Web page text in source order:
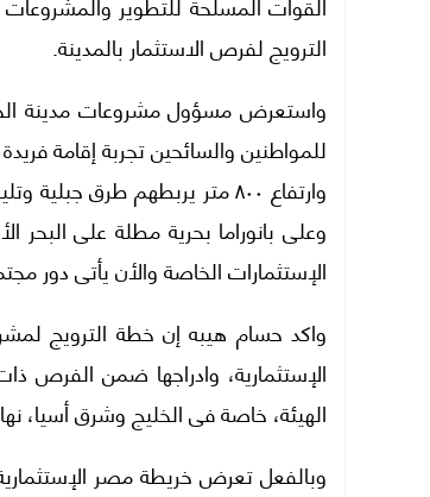
الترويج لفرص الاستثمار بالمدينة.
واستعرض مسؤول مشروعات مدينة
وارتفاع ٨٠٠ متر يربطهم طرق
وعلى بانوراما بحرية مطلة على البحر
الإستثمارات الخاصة والأن يأتى دور
واكد حسام هيبه إن خطة الترويج
الإستثمارية، وادراجها ضمن الفرص
الهيئة، خاصة فى الخليج وشرق أسيا،